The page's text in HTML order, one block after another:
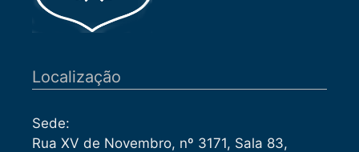
Localização
Sede:
Rua XV de Novembro, nº 3171, Sala 83,